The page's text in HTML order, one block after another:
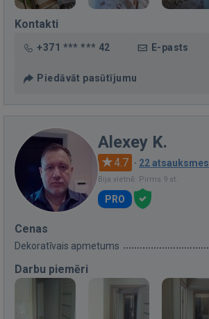
Kontakti
+371 *** *** 42 E-pasts
Piedāvāt pasūtījumu
Alexey K.
4.7 · 22 atsauksmes
Bija vietnē: Pirms 9 st.
PRO
Cenas
Dekoratīvais apmetums
Darbu piemēri